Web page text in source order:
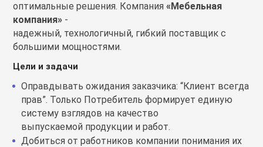
Apple iPhone
Apple Magic
Аксессуары
Увлажнители и
Z - series
оптимальные решения. Компания«Мебельная
компания» -
надежный, технологичный, гибкий поставщик с
большими мощностями.
Цели и задачи
Оправдывать ожидания заказчика: “Клиент всегда
прав”. Только Потребитель формирует единую
систему взглядов на качество
выпускаемой продукции и работ.
Добиться от работников компании понимания их